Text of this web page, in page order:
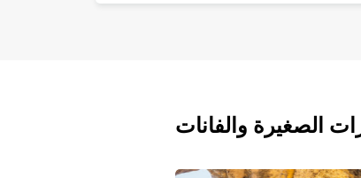
الصغيرة والفانات